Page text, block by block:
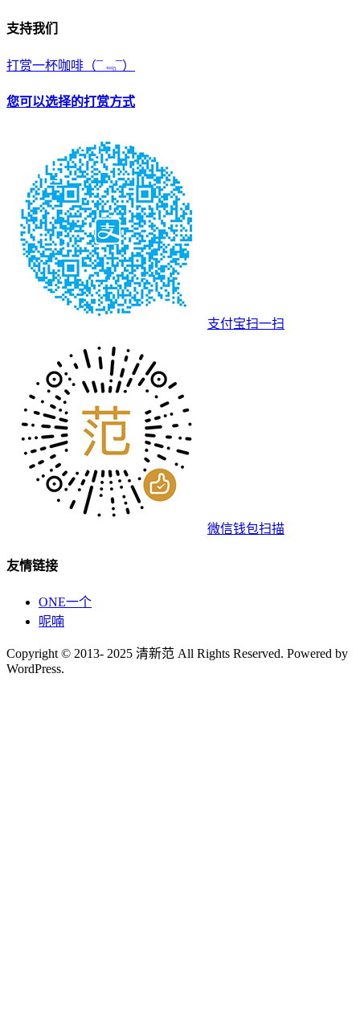
支持我们
打赏一杯咖啡 （¯﹃¯）
您可以选择的打赏方式
支付宝扫一扫
微信钱包扫描
友情链接
ONE一个
呢喃
Copyright © 2013- 2025 清新范 All Rights Reserved. Powered by
WordPress.